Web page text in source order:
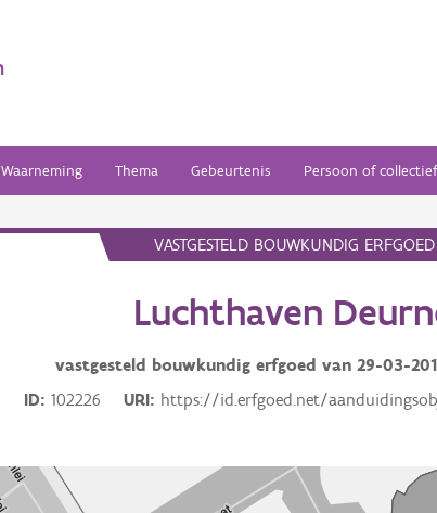
Waarneming Thema Gebeurtenis Persoon of collectief
VASTGESTELD BOUWKUNDIG ERFGOED
Luchthaven
vastgesteld bouwkundig erfgoed van29-03-
ID
102226 URI https://id.erfgoed.net/